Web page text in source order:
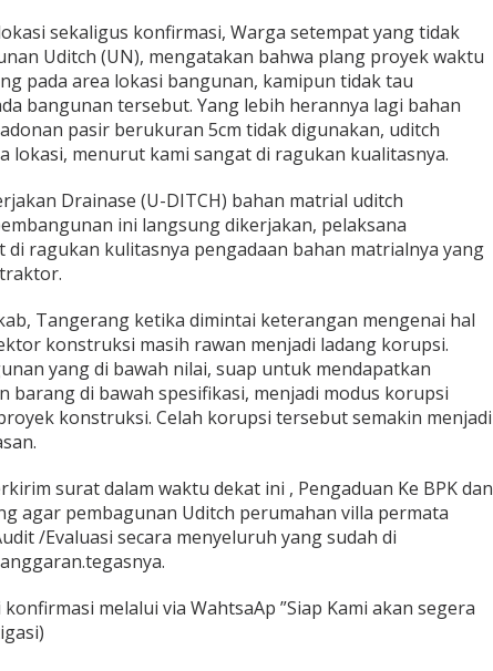
sekaligus konfirmasi, Warga setempat yang tidak
Uditch (UN), mengatakan bahwa plang proyek waktu
pada area lokasi bangunan, kamipun tidak tau
bangunan tersebut. Yang lebih herannya lagi bahan
pasir berukuran 5cm tidak digunakan, uditch
lokasi, menurut kami sangat di ragukan kualitasnya.
Drainase (U-DITCH) bahan matrial uditch
ini langsung dikerjakan, pelaksana
ragukan kulitasnya pengadaan bahan matrialnya yang
Tangerang ketika dimintai keterangan mengenai hal
konstruksi masih rawan menjadi ladang korupsi.
yang di bawah nilai, suap untuk mendapatkan
barang di bawah spesifikasi, menjadi modus korupsi
konstruksi. Celah korupsi tersebut semakin menjadi
surat dalam waktu dekat ini , Pengaduan Ke BPK dan
agar pembagunan Uditch perumahan villa permata
/Evaluasi secara menyeluruh yang sudah di
konfirmasi melalui via WahtsaAp ”Siap Kami akan segera